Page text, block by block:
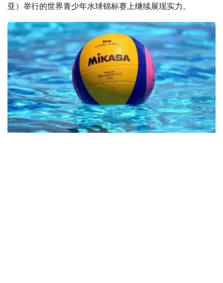
亚）举行的世界青少年水球锦标赛上继续展现实力。